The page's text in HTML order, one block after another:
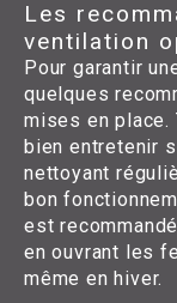
Les
ventilation
Pour garantir
quelques
mises en
bien entretenir
nettoyant
bon
est
en ouvrant les
même en hiver.